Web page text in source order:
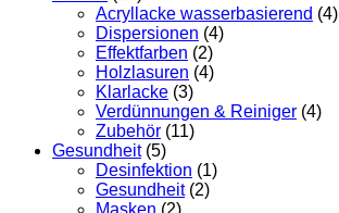
Acryllacke wasserbasierend (4)
Dispersionen (4)
Effektfarben (2)
Holzlasuren (4)
Klarlacke (3)
Verdünnungen & Reiniger (4)
Zubehör (11)
Gesundheit (5)
Desinfektion (1)
Gesundheit (2)
Masken (2)